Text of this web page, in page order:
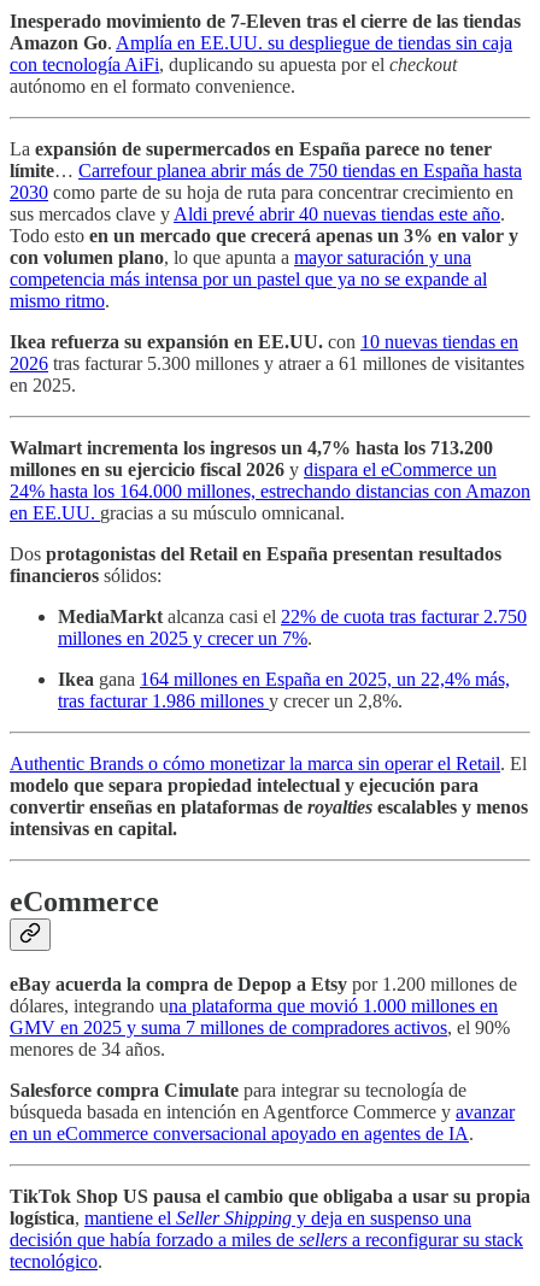
Inesperado movimiento de 7-Eleven tras el cierre de las tiendas
Amazon Go. Amplía en EE.UU. su despliegue de tiendas sin caja
con tecnología AiFi, duplicando su apuesta por el checkout
autónomo en el formato convenience.
La expansión de supermercados en España parece no tener
límite… Carrefour planea abrir más de 750 tiendas en España hasta
2030 como parte de su hoja de ruta para concentrar crecimiento en
sus mercados clave y Aldi prevé abrir 40 nuevas tiendas este año.
Todo esto en un mercado que crecerá apenas un 3% en valor y
con volumen plano, lo que apunta a mayor saturación y una
competencia más intensa por un pastel que ya no se expande al
mismo ritmo.
Ikea refuerza su expansión en EE.UU. con 10 nuevas tiendas en
2026 tras facturar 5.300 millones y atraer a 61 millones de visitantes
en 2025.
Walmart incrementa los ingresos un 4,7% hasta los 713.200
millones en su ejercicio fiscal 2026 y dispara el eCommerce un
24% hasta los 164.000 millones, estrechando distancias con Amazon
en EE.UU. gracias a su músculo omnicanal.
Dos protagonistas del Retail en España presentan resultados
financieros sólidos:
MediaMarkt alcanza casi el 22% de cuota tras facturar 2.750
millones en 2025 y crecer un 7%.
Ikea gana 164 millones en España en 2025, un 22,4% más,
tras facturar 1.986 millones y crecer un 2,8%.
Authentic Brands o cómo monetizar la marca sin operar el Retail. El
modelo que separa propiedad intelectual y ejecución para
convertir enseñas en plataformas de royalties escalables y menos
intensivas en capital.
eCommerce
eBay acuerda la compra de Depop a Etsy por 1.200 millones de
dólares, integrando una plataforma que movió 1.000 millones en
GMV en 2025 y suma 7 millones de compradores activos, el 90%
menores de 34 años.
Salesforce compra Cimulate para integrar su tecnología de
búsqueda basada en intención en Agentforce Commerce y avanzar
en un eCommerce conversacional apoyado en agentes de IA.
TikTok Shop US pausa el cambio que obligaba a usar su propia
logística, mantiene el Seller Shipping y deja en suspenso una
decisión que había forzado a miles de sellers a reconfigurar su stack
tecnológico.